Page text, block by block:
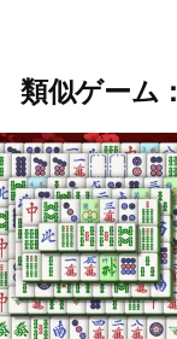
類似ゲーム：